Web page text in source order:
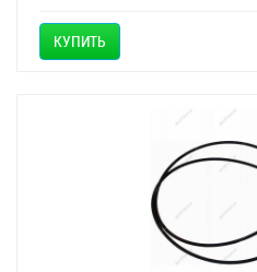
КУПИТЬ